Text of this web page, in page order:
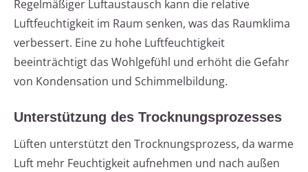
Regelmäßiger Luftaustausch kann die relative
Luftfeuchtigkeit im Raum senken, was das Raumklima
verbessert. Eine zu hohe Luftfeuchtigkeit
beeinträchtigt das Wohlgefühl und erhöht die Gefahr
von Kondensation und Schimmelbildung.
Unterstützung des Trocknungsprozesses
Lüften unterstützt den Trocknungsprozess, da warme
Luft mehr Feuchtigkeit aufnehmen und nach außen